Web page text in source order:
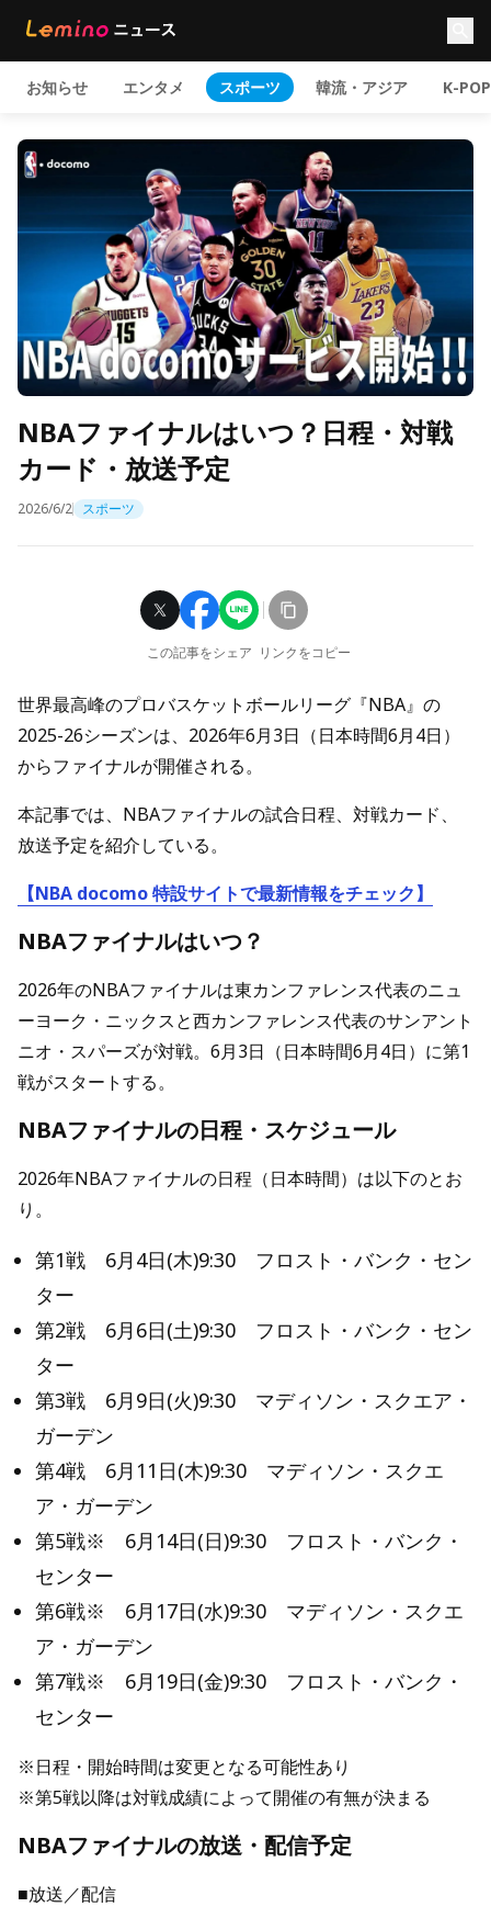
お知らせ エンタメ スポーツ 韓流・アジア K-POP
NBAファイナルはいつ？日程・対戦
カード・放送予定
2026/6/2 スポーツ
この記事をシェア リンクをコピー
世界最高峰のプロバスケットボールリーグ『NBA』の
2025-26シーズンは、2026年6月3日（日本時間6月4日）
からファイナルが開催される。
本記事では、NBAファイナルの試合日程、対戦カード、
放送予定を紹介している。
【NBA docomo 特設サイトで最新情報をチェック】
NBAファイナルはいつ？
2026年のNBAファイナルは東カンファレンス代表のニュ
ーヨーク・ニックスと西カンファレンス代表のサンアント
ニオ・スパーズが対戦。6月3日（日本時間6月4日）に第1
戦がスタートする。
NBAファイナルの日程・スケジュール
2026年NBAファイナルの日程（日本時間）は以下のとお
り。
第1戦 6月4日(木)9:30 フロスト・バンク・セン
ター
第2戦 6月6日(土)9:30 フロスト・バンク・セン
ター
第3戦 6月9日(火)9:30 マディソン・スクエア・
ガーデン
第4戦 6月11日(木)9:30 マディソン・スクエ
ア・ガーデン
第5戦※ 6月14日(日)9:30 フロスト・バンク・
センター
第6戦※ 6月17日(水)9:30 マディソン・スクエ
ア・ガーデン
第7戦※ 6月19日(金)9:30 フロスト・バンク・
センター
※日程・開始時間は変更となる可能性あり
※第5戦以降は対戦成績によって開催の有無が決まる
NBAファイナルの放送・配信予定
■放送／配信